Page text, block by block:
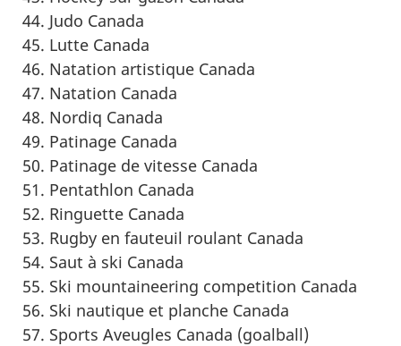
Judo Canada
Lutte Canada
Natation artistique Canada
Natation Canada
Nordiq Canada
Patinage Canada
Patinage de vitesse Canada
Pentathlon Canada
Ringuette Canada
Rugby en fauteuil roulant Canada
Saut à ski Canada
Ski mountaineering competition Canada
Ski nautique et planche Canada
Sports Aveugles Canada (goalball)